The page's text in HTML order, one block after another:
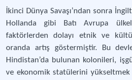
İkinci Dünya Savaşı’ndan sonra
Hollanda gibi Batı Avrupa
faktörlerden dolayı etnik ve
oranda artış göstermiştir. Bu
Hindistan’da bulunan kolonileri,
ve ekonomik statülerini yükseltmek